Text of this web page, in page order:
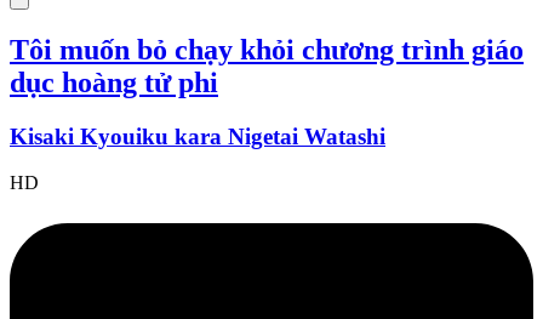
Tôi muốn bỏ chạy khỏi chương trình giáo
dục hoàng tử phi
Kisaki Kyouiku kara Nigetai Watashi
HD